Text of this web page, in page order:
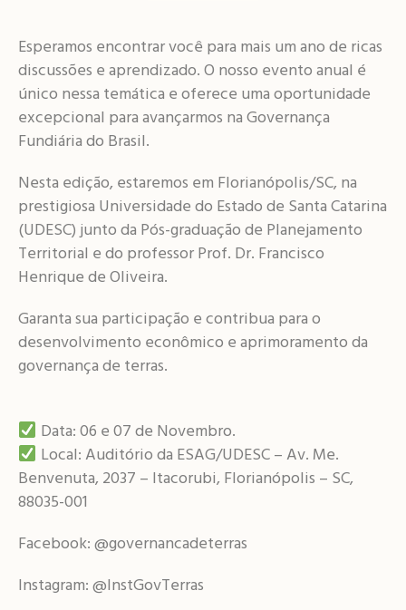
Esperamos encontrar você para mais um ano de ricas
discussões e aprendizado. O nosso evento anual é
único nessa temática e oferece uma oportunidade
excepcional para avançarmos na Governança
Fundiária do Brasil.
Nesta edição, estaremos em Florianópolis/SC, na
prestigiosa Universidade do Estado de Santa Catarina
(UDESC) junto da Pós-graduação de Planejamento
Territorial e do professor Prof. Dr. Francisco
Henrique de Oliveira.
Garanta sua participação e contribua para o
desenvolvimento econômico e aprimoramento da
governança de terras.
Data: 06 e 07 de Novembro.
Local: Auditório da ESAG/UDESC – Av. Me.
Benvenuta, 2037 – Itacorubi, Florianópolis – SC,
88035-001
Facebook: @governancadeterras
Instagram: @InstGovTerras